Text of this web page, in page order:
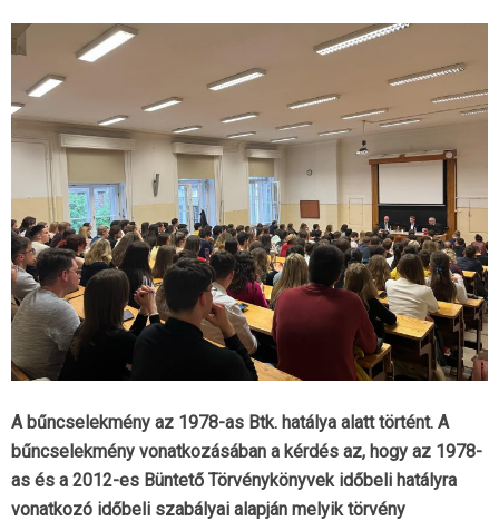
A bűncselekmény az 1978-as Btk. hatálya alatt történt. A
bűncselekmény vonatkozásában a kérdés az, hogy az 1978-
as és a 2012-es Büntető Törvénykönyvek időbeli hatályra
vonatkozó időbeli szabályai alapján melyik törvény